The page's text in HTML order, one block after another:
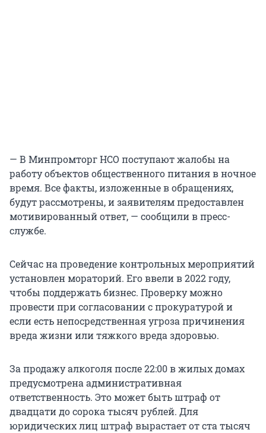
— В Минпромторг НСО поступают жалобы на
работу объектов общественного питания в ночное
время. Все факты, изложенные в обращениях,
будут рассмотрены, и заявителям предоставлен
мотивированный ответ, — сообщили в пресс-
службе.
Сейчас на проведение контрольных мероприятий
установлен мораторий. Его ввели в 2022 году,
чтобы поддержать бизнес. Проверку можно
провести при согласовании с прокуратурой и
если есть непосредственная угроза причинения
вреда жизни или тяжкого вреда здоровью.
За продажу алкоголя после 22:00 в жилых домах
предусмотрена административная
ответственность. Это может быть штраф от
двадцати до сорока тысяч рублей. Для
юридических лиц штраф вырастает от ста тысяч